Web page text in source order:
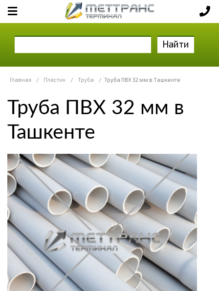
Найти
Главная / Пластик / Труба / Труба ПВХ 32 мм в Ташкенте
Труба ПВХ 32 мм в
Ташкенте